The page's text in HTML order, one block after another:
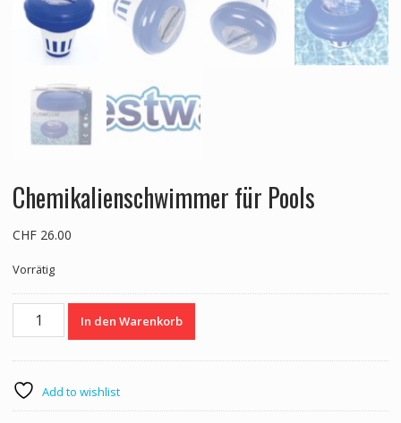
Chemikalienschwimmer für Pools
CHF26.00
Vorrätig
Chemikalienschwimmer
In den Warenkorb
Add to wishlist